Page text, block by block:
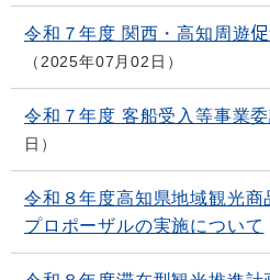
令和７年度 関西・高知周遊
2025年07月02日
令和７年度 客船受入等事業
日
令和８年度高知県地域観光
プロポーザルの実施について